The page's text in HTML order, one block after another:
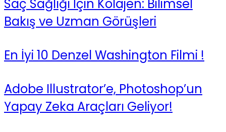
Saç Sağlığı İçin Kolajen: Bilimsel
Bakış ve Uzman Görüşleri
En İyi 10 Denzel Washington Filmi !
Adobe Illustrator’e, Photoshop’un
Yapay Zeka Araçları Geliyor!